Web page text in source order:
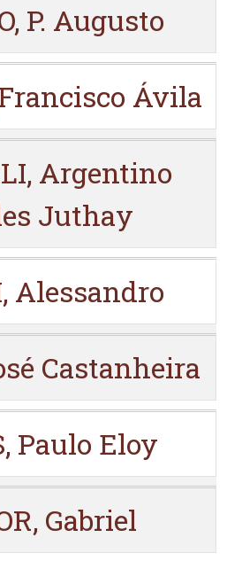
P. Augusto
Ávila
Argentino
Juthay
Alessandro
Castanheira
Paulo Eloy
Gabriel